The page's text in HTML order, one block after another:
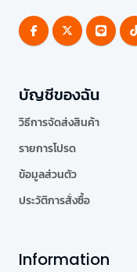
บัญชีของฉัน
วิธีการจัดส่งสินค้า
รายการโปรด
ข้อมูลส่วนตัว
ประวัติการสั่งซื้อ
Information